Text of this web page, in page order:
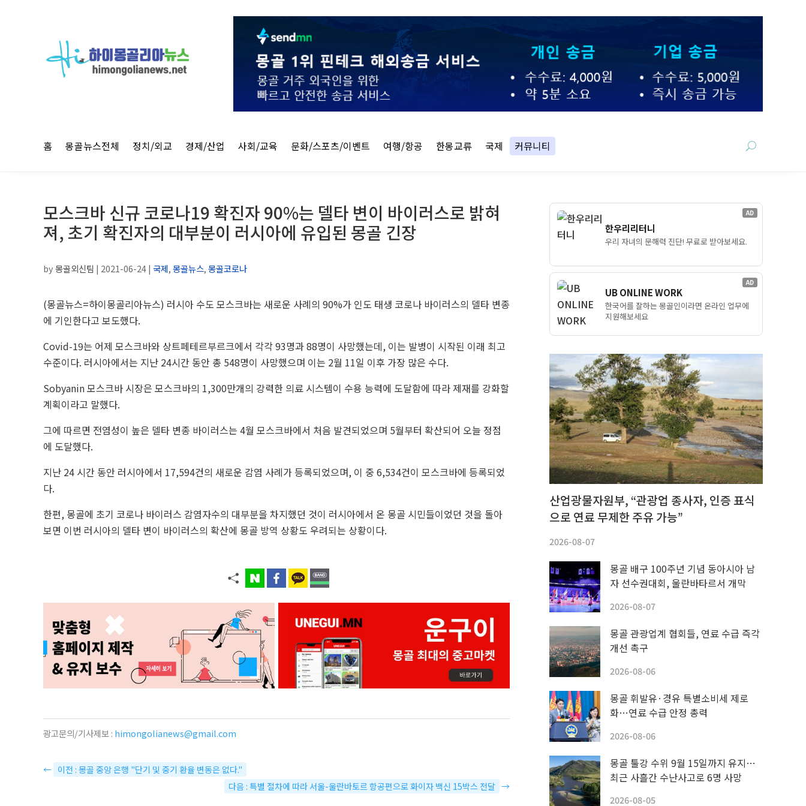
홈 몽골뉴스전체 정치/외교 경제/산업 사회/교육 문화/스포츠/이벤트 여행/항공 한몽교류 국제 커뮤니티
모스크바 신규 코로나19 확진자 90%는 델타 변이 바이러스로 밝혀
져, 초기 확진자의 대부분이 러시아에 유입된 몽골 긴장
by몽골외신팀 | 2021-06-24| 국제,몽골뉴스,몽골코로나
(몽골뉴스=하이몽골리아뉴스) 러시아 수도 모스크바는 새로운 사례의 90%가 인도 태생 코로나 바이러스의 델타 변종
에 기인한다고 보도했다.
Covid-19는 어제 모스크바와 상트페테르부르크에서 각각 93명과 88명이 사망했는데, 이는 발병이 시작된 이래 최고
수준이다. 러시아에서는 지난 24시간 동안 총 548명이 사망했으며 이는 2월 11일 이후 가장 많은 수다.
Sobyanin 모스크바 시장은 모스크바의 1,300만개의 강력한 의료 시스템이 수용 능력에 도달함에 따라 제재를 강화할
계획이라고 말했다.
그에 따르면 전염성이 높은 델타 변종 바이러스는 4월 모스크바에서 처음 발견되었으며 5월부터 확산되어 오늘 정점
에 도달했다.
지난 24 시간 동안 러시아에서 17,594건의 새로운 감염 사례가 등록되었으며, 이 중 6,534건이 모스크바에 등록되었
다.
한편, 몽골에 초기 코로나 바이러스 감염자수의 대부분을 차지했던 것이 러시아에서 온 몽골 시민들이었던 것을 돌아
보면 이번 러시아의 델타 변이 바이러스의 확산에 몽골 방역 상황도 우려되는 상황이다.
광고문의/기사제보 : himongolianews@gmail.com
← 이전 : 몽골 중앙 은행 "단기 및 중기 환율 변동은 없다."
다음 : 특별 절차에 따라 서울-울란바토르 항공편으로 화이자 백신 15박스 전달 →
AD
한우리리터니
우리 자녀의 문해력 진단! 무료로 받아보세요.
AD
UB ONLINE WORK
한국어를 잘하는 몽골인이라면 온라인 업무에
지원해보세요
산업광물자원부, “관광업 종사자, 인증 표식
으로 연료 무제한 주유 가능”
2026-08-07
몽골 배구 100주년 기념 동아시아 남
자 선수권대회, 울란바타르서 개막
2026-08-07
몽골 관광업계 협회들, 연료 수급 즉각
개선 촉구
2026-08-06
몽골 휘발유·경유 특별소비세 제로
화…연료 수급 안정 총력
2026-08-06
몽골 툴강 수위 9월 15일까지 유지…
최근 사흘간 수난사고로 6명 사망
2026-08-05